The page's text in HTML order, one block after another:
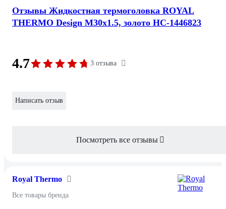
Отзывы Жидкостная термоголовка ROYAL
THERMO Design М30x1.5, золото НС-1446823
4.7 3 отзыва
Написать отзыв
Посмотреть все отзывы
Royal Thermo
Все товары бренда